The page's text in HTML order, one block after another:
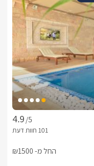
/5
החל מ- ₪1500